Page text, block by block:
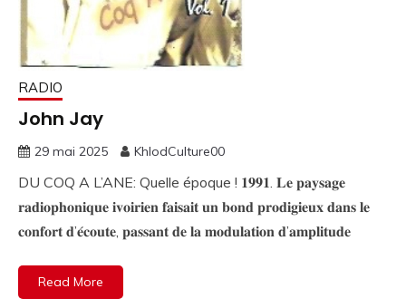
RADIO
John Jay
29 mai 2025 KhlodCulture00
DU COQ A L’ANE: Quelle époque ! 𝟏𝟗𝟗𝟏. 𝐋𝐞 𝐩𝐚𝐲𝐬𝐚𝐠𝐞
𝐫𝐚𝐝𝐢𝐨𝐩𝐡𝐨𝐧𝐢𝐪𝐮𝐞 𝐢𝐯𝐨𝐢𝐫𝐢𝐞𝐧 𝐟𝐚𝐢𝐬𝐚𝐢𝐭 𝐮𝐧 𝐛𝐨𝐧𝐝 𝐩𝐫𝐨𝐝𝐢𝐠𝐢𝐞𝐮𝐱 𝐝𝐚𝐧𝐬 𝐥𝐞
𝐜𝐨𝐧𝐟𝐨𝐫𝐭 𝐝’𝐞́𝐜𝐨𝐮𝐭𝐞, 𝐩𝐚𝐬𝐬𝐚𝐧𝐭 𝐝𝐞 𝐥𝐚 𝐦𝐨𝐝𝐮𝐥𝐚𝐭𝐢𝐨𝐧 𝐝’𝐚𝐦𝐩𝐥𝐢𝐭𝐮𝐝𝐞
Read More